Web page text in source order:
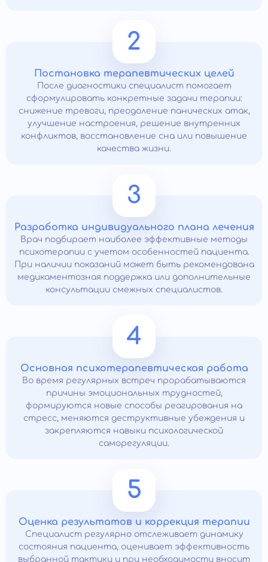
2
Постановка терапевтических целей
После диагностики специалист помогает
сформулировать конкретные задачи терапии:
снижение тревоги, преодоление панических атак,
улучшение настроения, решение внутренних
конфликтов, восстановление сна или повышение
качества жизни.
3
Разработка индивидуального плана лечения
Врач подбирает наиболее эффективные методы
психотерапии с учетом особенностей пациента.
При наличии показаний может быть рекомендована
медикаментозная поддержка или дополнительные
консультации смежных специалистов.
4
Основная психотерапевтическая работа
Во время регулярных встреч прорабатываются
причины эмоциональных трудностей,
формируются новые способы реагирования на
стресс, меняются деструктивные убеждения и
закрепляются навыки психологической
саморегуляции.
5
Оценка результатов и коррекция терапии
Специалист регулярно отслеживает динамику
состояния пациента, оценивает эффективность
выбранной тактики и при необходимости вносит